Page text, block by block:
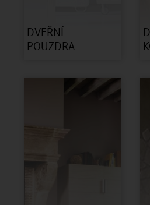
DVEŘNÍ
POUZDRA